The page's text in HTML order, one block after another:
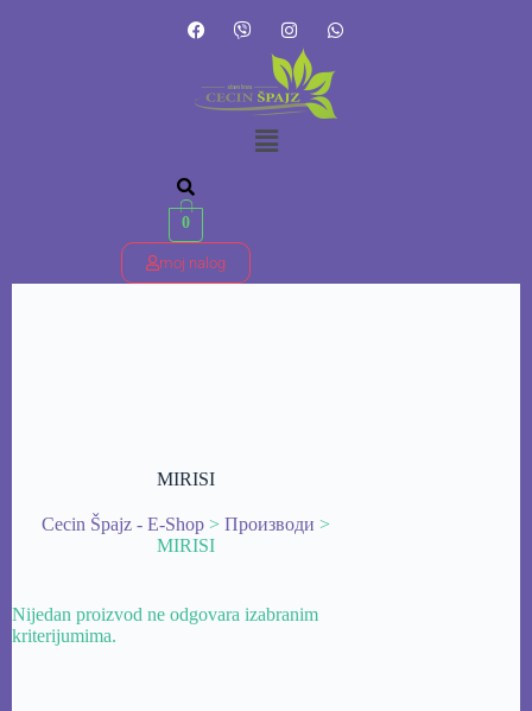
0
moj nalog
MIRISI
Cecin Špajz - E-Shop >Производи >
MIRISI
Nijedan proizvod ne odgovara izabranim
kriterijumima.